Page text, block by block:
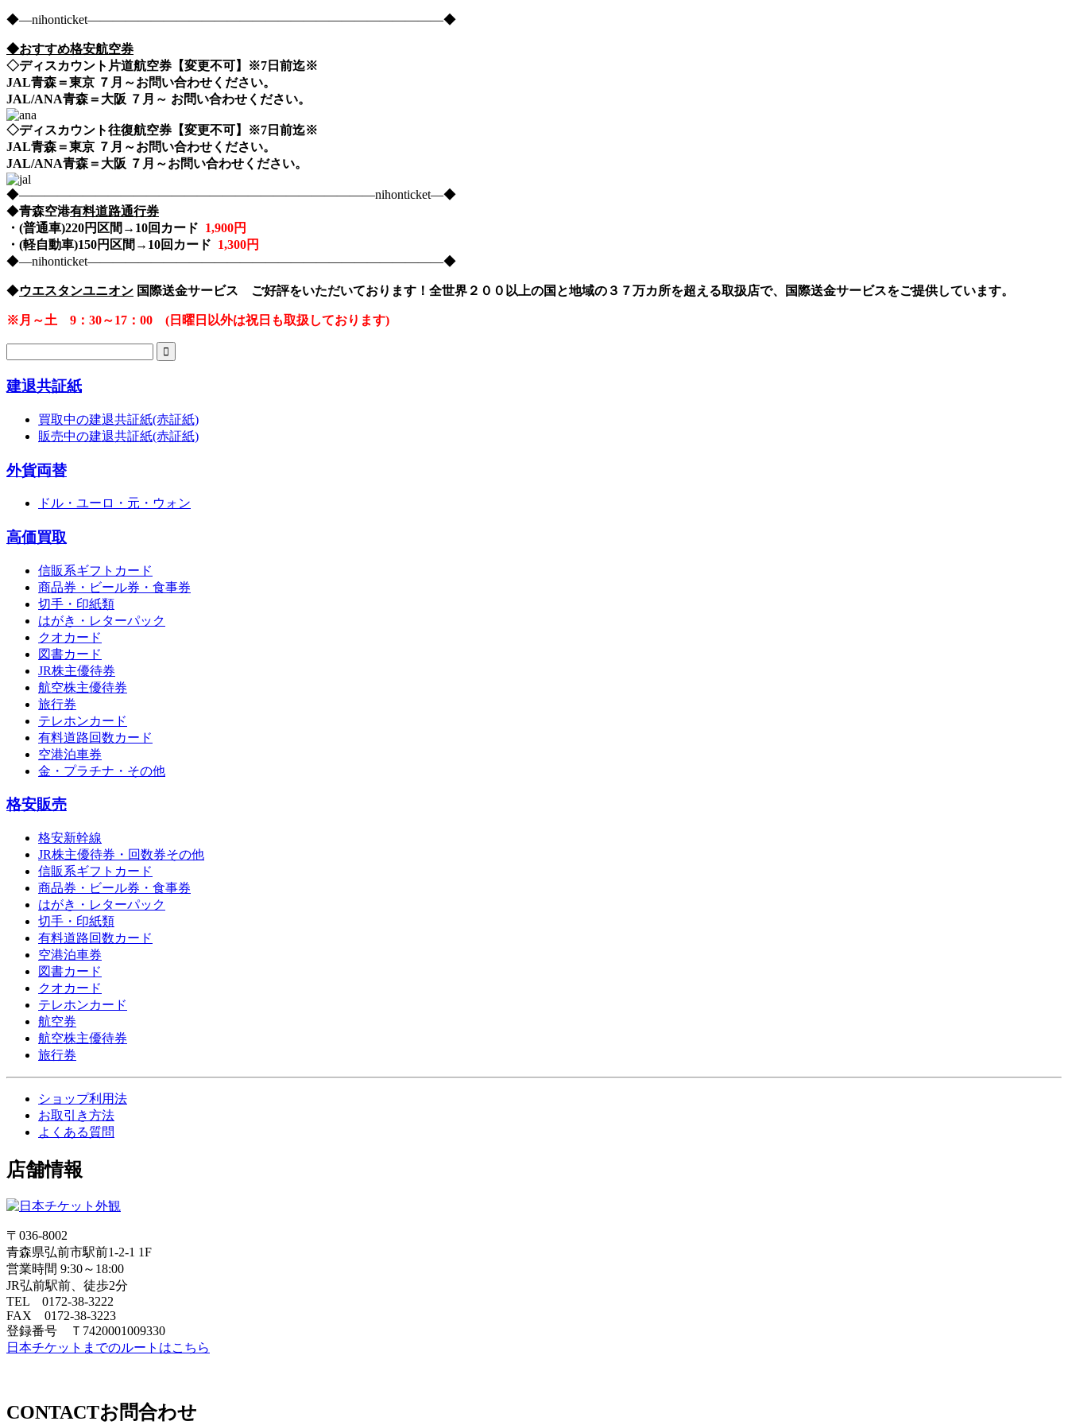
◆―nihonticket――――――――――――――――――――――――――――◆
◆おすすめ格安航空券
◇ディスカウント片道航空券【変更不可】※7日前迄※
JAL青森＝東京 ７ 月～お問い合わせください。
JAL/ANA青森＝大阪 ７ 月～ お問い合わせください。
◇ディスカウント往復航空券【変更不可】※7日前迄※
JAL青森＝東京 ７月～お問い合わせください。
JAL/ANA青森＝大阪 ７月～お問い合わせください。
◆――――――――――――――――――――――――――――nihonticket―◆
◆青森空港有料道路通行券
・(普通車)220円区間→10回カード 1,900円
・(軽自動車)150円区間→10回カード 1,300円
◆―nihonticket――――――――――――――――――――――――――――◆
◆ウエスタンユニオン 国際送金サービス ご好評をいただいております！全世界２００以上の国と地域の３７万カ所を超える取扱店で、国際送金サービスをご提供しています。
※月～土 9：30～17：00 (日曜日以外は祝日も取扱しております)
建退共証紙
買取中の建退共証紙(赤証紙)
販売中の建退共証紙(赤証紙)
外貨両替
ドル・ユーロ・元・ウォン
高価買取
信販系ギフトカード
商品券・ビール券・食事券
切手・印紙類
はがき・レターパック
クオカード
図書カード
JR株主優待券
航空株主優待券
旅行券
テレホンカード
有料道路回数カード
空港泊車券
金・プラチナ・その他
格安販売
格安新幹線
JR株主優待券・回数券その他
信販系ギフトカード
商品券・ビール券・食事券
はがき・レターパック
切手・印紙類
有料道路回数カード
空港泊車券
図書カード
クオカード
テレホンカード
航空券
航空株主優待券
旅行券
ショップ利用法
お取引き方法
よくある質問
店舗情報
〒036-8002
青森県弘前市駅前1-2-1 1F
営業時間 9:30～18:00
JR弘前駅前、徒歩2分
TEL 0172-38-3222
FAX 0172-38-3223
登録番号 Ｔ7420001009330
日本チケットまでのルートはこちら
CONTACTお問合わせ